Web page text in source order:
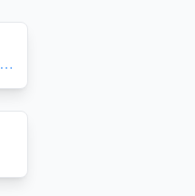
https://portfolio-capitain001.vercel.app/